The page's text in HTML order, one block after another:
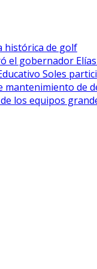
histórica de golf
el gobernador
Soles
mantenimiento de
los equipos